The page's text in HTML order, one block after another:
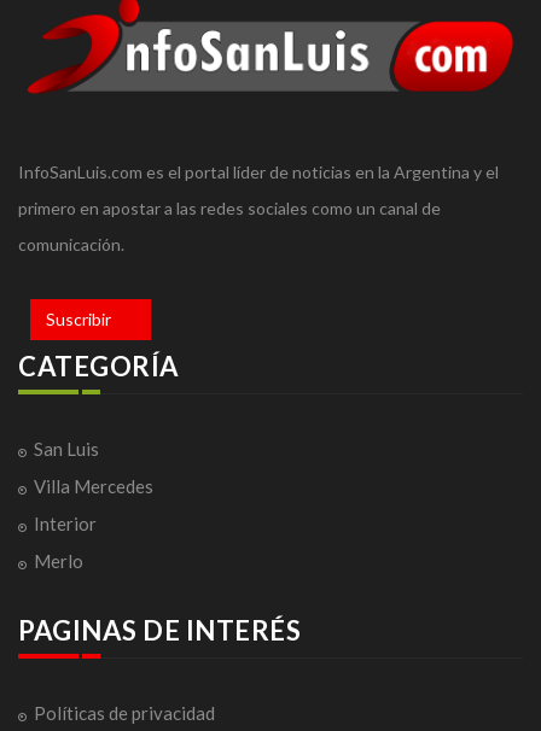
InfoSanLuis.com es el portal líder de noticias en la Argentina y el
primero en apostar a las redes sociales como un canal de
comunicación.
Suscribir
CATEGORÍA
San Luis
Villa Mercedes
Interior
Merlo
PAGINAS DE INTERÉS
Políticas de privacidad